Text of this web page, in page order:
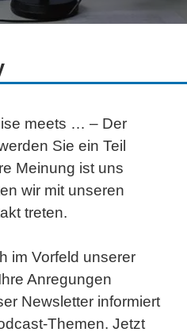
meets … – Der
Sie ein Teil
Meinung ist uns
wir mit unseren
treten.
im Vorfeld unserer
Anregungen
Newsletter informiert
Themen. Jetzt